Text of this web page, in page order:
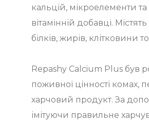
кальцій, мікроелементи
вітамінній добавці.
білків, жирів, клітковини
Repashy Calcium Plus був
поживної цінності комах,
харчовий продукт. За
імітуючи правильне